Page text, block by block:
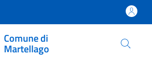
Comune di
Martellago